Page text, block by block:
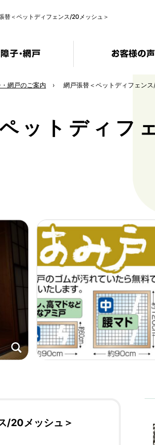
替＜ペットディフェンス/20メッシュ＞
網戸のご案内 網戸張替＜ペットディフェン
ットディフ
/20メッシュ＞